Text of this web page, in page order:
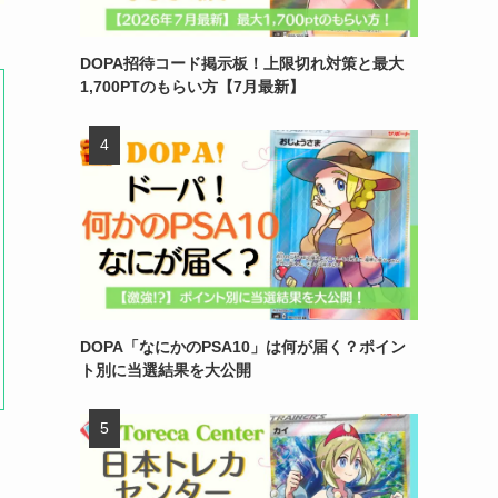
DOPA招待コード掲示板！上限切れ対策と最大
1,700PTのもらい方【7月最新】
DOPA「なにかのPSA10」は何が届く？ポイン
ト別に当選結果を大公開